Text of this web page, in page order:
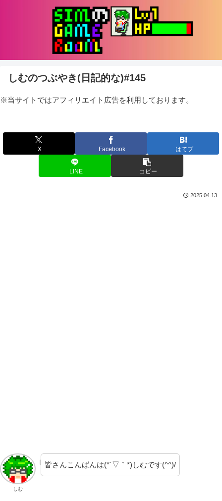
しむのつぶやき(日記的な)#145
※当サイトではアフィリエイト広告を利用しております。
X Facebook はてブ
LINE コピー
2025.04.13
しむ
皆さんこんばんは(*´▽｀*)しむです(^^)/